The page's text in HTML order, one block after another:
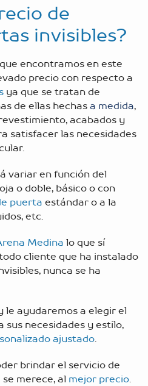
de
invisibles?
encontramos en este
precio con respecto a
ya que se tratan de
de ellas hechasa medida,
acabados y
satisfacer las necesidades
variar en función del
o doble, básico o con
puerta estándar o a la
etc.
Medina lo que sí
cliente que ha instalado
nunca se ha
le ayudaremos a elegir el
sus necesidades y estilo,
ajustado.
brindar el servicio de
merece, al mejor precio.